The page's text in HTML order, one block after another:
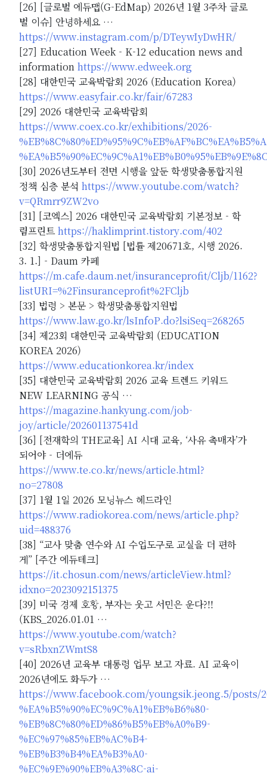
[26] [글로벌 에듀맵(G-EdMap) 2026년 1월 3주차 글로
벌 이슈] 안녕하세요 …
https://www.instagram.com/p/DTeywIyDwHR/
[27] Education Week - K-12 education news and
information https://www.edweek.org
[28] 대한민국 교육박람회 2026 (Education Korea)
https://www.easyfair.co.kr/fair/67283
[29] 2026 대한민국 교육박람회
https://www.coex.co.kr/exhibitions/2026-
[30] 2026년도부터 전면 시행을 앞둔 학생맞춤통합지원
정책 심층 분석 https://www.youtube.com/watch?
v=QRmrr9ZW2vo
[31] [코엑스] 2026 대한민국 교육박람회 기본정보 - 학
림프린트https://haklimprint.tistory.com/402
[32] 학생맞춤통합지원법 [법률 제20671호, 시행 2026.
3. 1.] - Daum 카페
https://m.cafe.daum.net/insuranceprofit/Cljb/1162?
listURI=%2Finsuranceprofit%2FCljb
[33] 법령 > 본문 > 학생맞춤통합지원법
https://www.law.go.kr/lsInfoP.do?lsiSeq=268265
[34] 제23회 대한민국 교육박람회 (EDUCATION
KOREA 2026)
https://www.educationkorea.kr/index
[35] 대한민국 교육박람회 2026 교육 트렌드 키워드
NEW LEARNING 공식 …
https://magazine.hankyung.com/job-
joy/article/202601137541d
[36] [전재학의 THE교육] AI 시대 교육, ‘사유 촉매자’가
되어야 - 더에듀
https://www.te.co.kr/news/article.html?
no=27808
[37] 1월 1일 2026 모닝뉴스 헤드라인
https://www.radiokorea.com/news/article.php?
uid=488376
[38] “교사 맞춤 연수와 AI 수업도구로 교실을 더 편하
게” [주간 에듀테크]
https://it.chosun.com/news/articleView.html?
idxno=2023092151375
[39] 미국 경제 호황, 부자는 웃고 서민은 운다?!!
(KBS_2026.01.01 …
https://www.youtube.com/watch?
v=sRbxnZWmtS8
[40] 2026년 교육부 대통령 업무 보고 자료. AI 교육이
2026년에도 화두가 …
https://www.facebook.com/youngsik.jeong.5/posts/
%EA%B5%90%EC%9C%A1%EB%B6%80-
%EB%8C%80%ED%86%B5%EB%A0%B9-
%EC%97%85%EB%AC%B4-
%EB%B3%B4%EA%B3%A0-
%EC%9E%90%EB%A3%8C-ai-